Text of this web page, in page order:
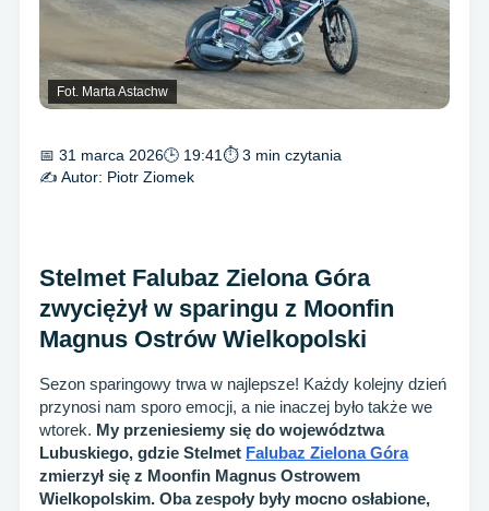
Fot. Marta Astachw
📅 31 marca 2026🕒 19:41 ⏱ 3 min czytania
✍️ Autor: Piotr Ziomek
Stelmet Falubaz Zielona Góra
zwyciężył w sparingu z Moonfin
Magnus Ostrów Wielkopolski
Sezon sparingowy trwa w najlepsze! Każdy kolejny dzień
przynosi nam sporo emocji, a nie inaczej było także we
wtorek. My przeniesiemy się do województwa
Lubuskiego, gdzie Stelmet Falubaz Zielona Góra
zmierzył się z Moonfin Magnus Ostrowem
Wielkopolskim. Oba zespoły były mocno osłabione,